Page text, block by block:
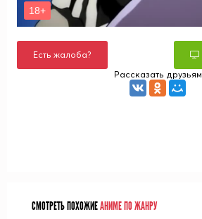
Есть жалоба?
Рассказать друзьям
СМОТРЕТЬ ПОХОЖИЕАНИМЕ ПО ЖАНРУ